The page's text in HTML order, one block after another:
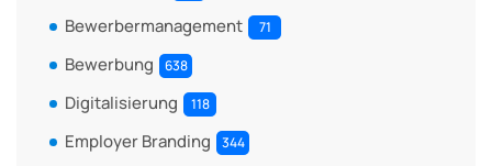
Bewerbermanagement 71
Bewerbung 638
Digitalisierung 118
Employer Branding 344